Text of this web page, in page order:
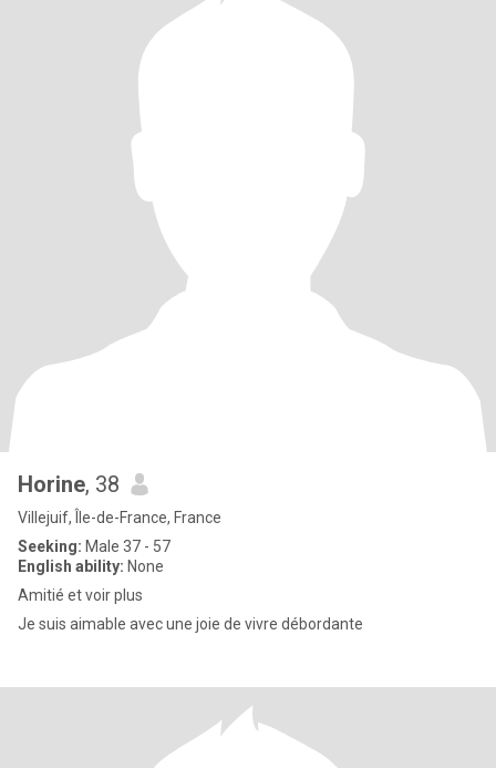
Horine, 38
Villejuif, Île-de-France, France
Seeking: Male 37 - 57
English ability: None
Amitié et voir plus
Je suis aimable avec une joie de vivre débordante